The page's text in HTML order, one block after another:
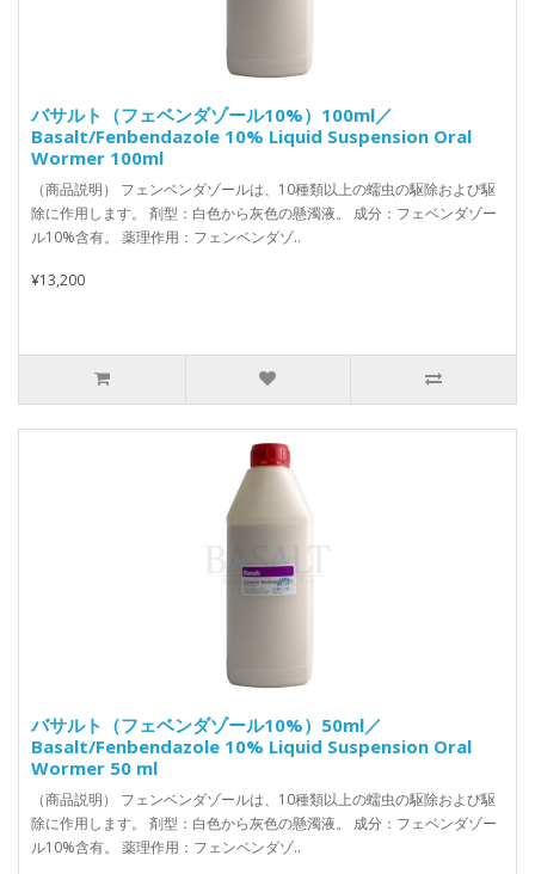
バサルト（フェベンダゾール10%）100ml／
Basalt/Fenbendazole 10% Liquid Suspension Oral
Wormer 100ml
（商品説明） フェンベンダゾールは、10種類以上の蠕虫の駆除および駆
除に作用します。 剤型：白色から灰色の懸濁液。 成分：フェベンダゾー
ル10%含有。 薬理作用：フェンベンダゾ..
¥13,200
バサルト（フェベンダゾール10%）50ml／
Basalt/Fenbendazole 10% Liquid Suspension Oral
Wormer 50 ml
（商品説明） フェンベンダゾールは、10種類以上の蠕虫の駆除および駆
除に作用します。 剤型：白色から灰色の懸濁液。 成分：フェベンダゾー
ル10%含有。 薬理作用：フェンベンダゾ..